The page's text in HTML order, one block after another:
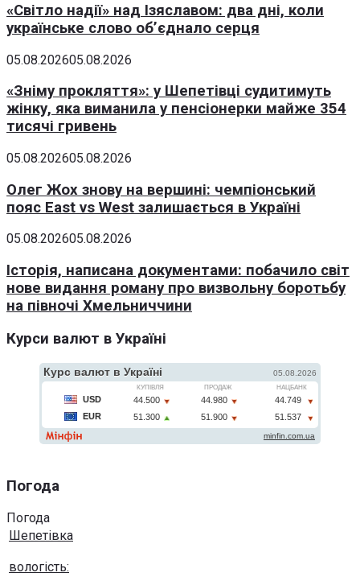
«Світло надії» над Ізяславом: два дні, коли
українське слово об’єднало серця
05.08.202605.08.2026
«Зніму прокляття»: у Шепетівці судитимуть
жінку, яка виманила у пенсіонерки майже 354
тисячі гривень
05.08.202605.08.2026
Олег Жох знову на вершині: чемпіонський
пояс East vs West залишається в Україні
05.08.202605.08.2026
Історія, написана документами: побачило світ
нове видання роману про визвольну боротьбу
на півночі Хмельниччини
Курси валют в Україні
Погода
Погода
Шепетівка
вологість: